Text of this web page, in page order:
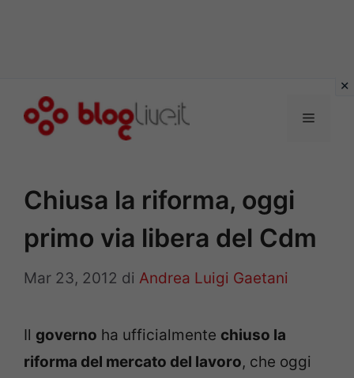
Menu
Chiusa la riforma, oggi
primo via libera del Cdm
Mar 23, 2012 di Andrea Luigi Gaetani
Il governo ha ufficialmente chiuso la
riforma del mercato del lavoro, che oggi